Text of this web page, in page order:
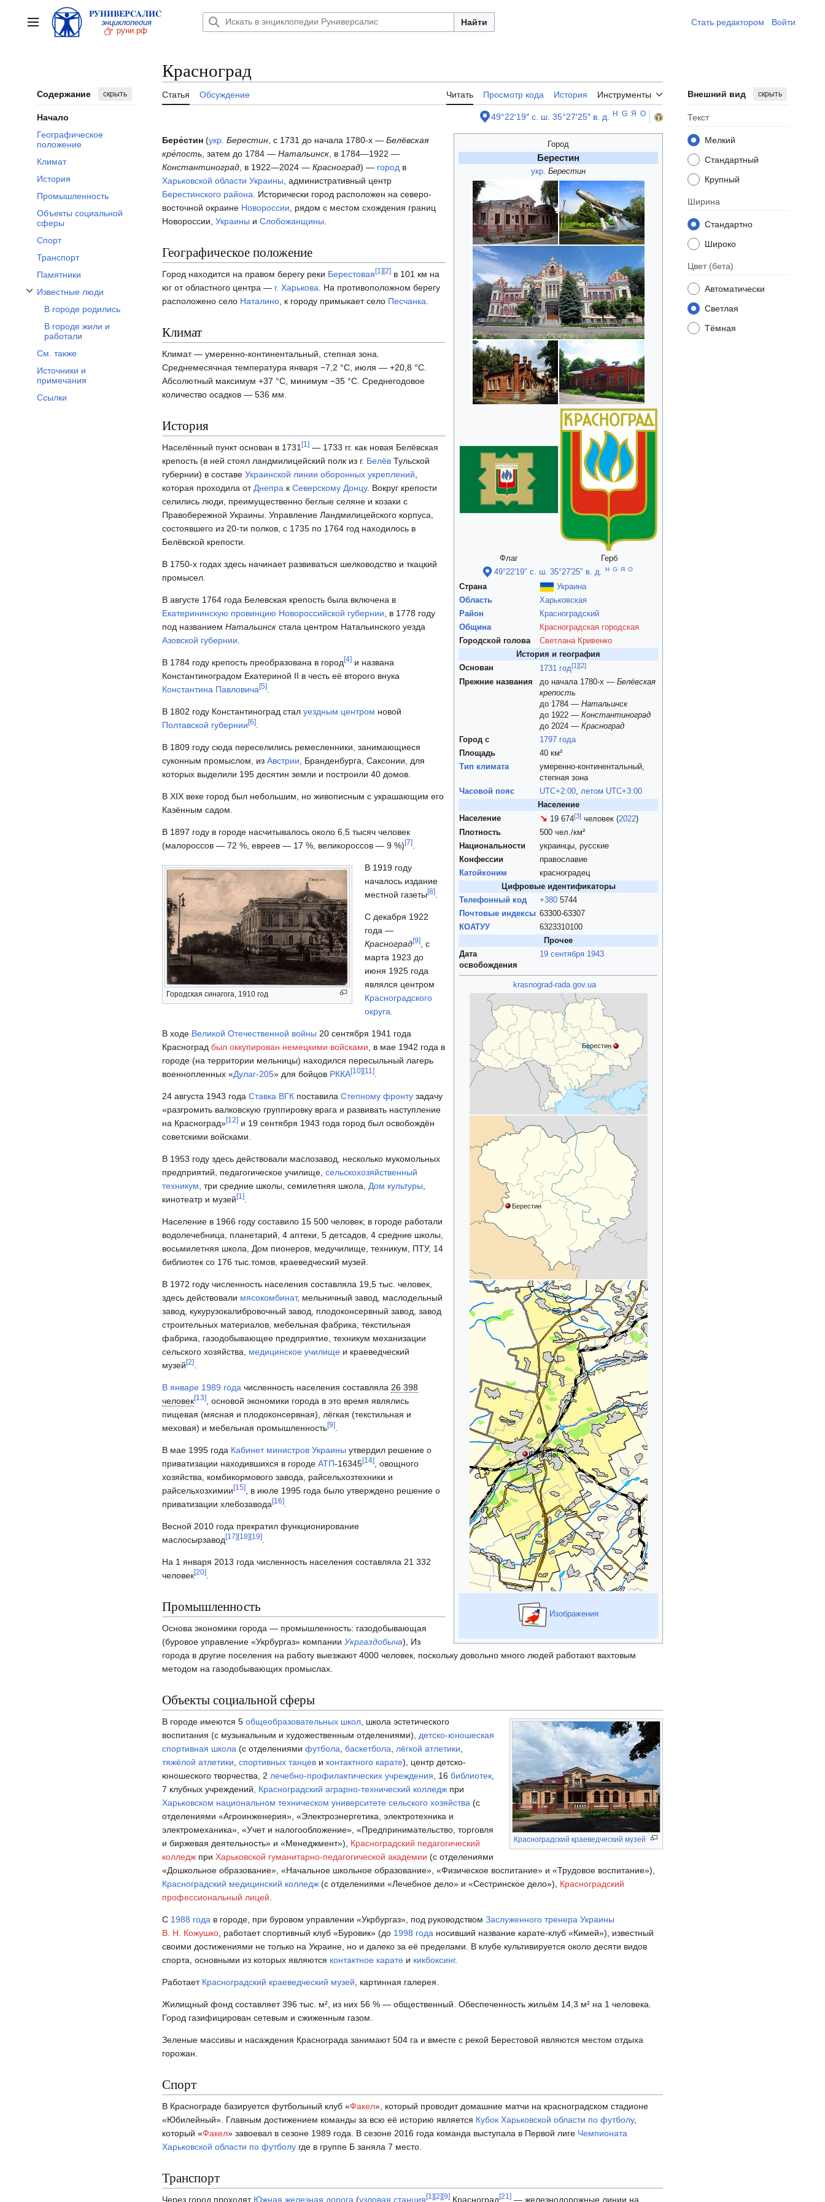
содержаниюГлавное меню Найти Стать редактором ​ Войти
Содержание скрыть
Начало
Географическое
положение
Климат
История
Промышленность
Объекты социальной
сферы
Спорт
Транспорт
Памятники
Известные люди
Отобразить/Скрыть подраздел Известные люди
В городе родились
В городе жили и
работали
См. также
Источники и
примечания
Ссылки
Красноград
Статья Обсуждение Читать Просмотр кода История Инструменты Внешний вид скрыть
Текст
Мелкий
Стандартный
Крупный
Ширина
Стандартно
Широко
Цвет (бета)
Автоматически
Светлая
Тёмная
49°22′19″ с. ш. 35°27′25″ в. д. H G Я O
Город
Берестин
укр. Берестин
Флаг
Герб
49°22′19″ с. ш. 35°27′25″ в. д. H G Я O
Страна
Украина
Область
Харьковская
Район
Красноградский
Община
Красноградская городская
Городской голова
Светлана Кривенко
История и география
Основан
1731 год[1][2]
Прежние названия до начала 1780-х — Белёвская
крепость
до 1784 — Натальинск
до 1922 — Константиноград
до 2024 — Красноград
Город с
1797 года
Площадь
40 км²
Тип климата
умеренно-континентальный,
степная зона
Часовой пояс
UTC+2:00, летом UTC+3:00
Население
Население
↘ 19 674[3] человек (2022)
Плотность
500 чел./км²
Национальности
украинцы, русские
Конфессии
православие
Катойконим
красноградец
Цифровые идентификаторы
Телефонный код
+380 5744
Почтовые индексы 63300-63307
КОАТУУ
6323310100
Прочее
Дата
освобождения
19 сентября 1943
krasnograd-rada.gov.ua
Берестин
Берестин
Берестин
Изображения
Бере́стин (укр. Берестин , с 1731 до начала 1780-х — Белёвская
кре́пость , затем до 1784 — Натальинск , в 1784—1922 —
Константиноград , в 1922—2024 — Красноград) — город в
Харьковской области Украины , административный центр
Берестинского района . Исторически город расположен на северо-
восточной окраине Новороссии , рядом с местом схождения границ
Новороссии, Украины и Слобожанщины
Географическое положение
Город находится на правом берегу реки Берестовая [1] [2] в 101 км на
юг от областного центра — г. Харькова . На противоположном берегу
расположено село Наталино , к городу примыкает село Песчанка
Климат
Климат — умеренно-континентальный, степная зона.
Среднемесячная температура января −7,2 °C, июля — +20,8 °C.
Абсолютный максимум +37 °C, минимум −35 °C. Среднегодовое
количество осадков — 536 мм.
История
Населённый пункт основан в 1731[1] — 1733 гг. как новая Белёвская
крепость (в ней стоял ландмилицейский полк из г. Белёв Тульской
губернии) в составе Украинской линии оборонных укреплений,
которая проходила отДнепра к Северскому Донцу. Вокруг крепости
селились люди, преимущественно беглые селяне и козаки с
Правобережной Украины. Управление Ландмилицейского корпуса,
состоявшего из 20-ти полков, с 1735 по 1764 год находилось в
Белёвской крепости.
В 1750-х годах здесь начинает развиваться шелководство и ткацкий
промысел.
В августе 1764 года Белевская крепость была включена в
Екатерининскую провинцию Новороссийской губернии, в 1778 году
под названием Натальинск стала центром Натальинского уезда
Азовской губернии.
В 1784 году крепость преобразована в город[4] и названа
Константиноградом Екатериной II в честь её второго внука
Константина Павловича[5].
В 1802 году Константиноград стал уездным центром новой
Полтавской губернии [6].
В 1809 году сюда переселились ремесленники, занимающиеся
суконным промыслом, из Австрии, Бранденбурга, Саксонии, для
которых выделили 195 десятин земли и построили 40 домов.
В XIX веке город был небольшим, но живописным с украшающим его
Казённым садом.
В 1897 году в городе насчитывалось около 6,5 тысяч человек
(малороссов — 72 %, евреев — 17 %, великороссов — 9 %) [7].
Городская синагога, 1910 год
В 1919 году
началось издание
местной газеты [8].
С декабря 1922
года —
Красноград[9], с
марта 1923 до
июня 1925 года
являлся центром
Красноградского
округа.
В ходе Великой Отечественной войны 20 сентября 1941 года
Красноград был оккупирован немецкими войсками, в мае 1942 года в
городе (на территории мельницы) находился пересыльный лагерь
военнопленных «Дулаг-205» для бойцов РККА[10] [11].
24 августа 1943 года Ставка ВГК поставила Степному фронту задачу
«разгромить валковскую группировку врага и развивать наступление
на Красноград»[12] и 19 сентября 1943 года город был освобождён
советскими войсками.
В 1953 году здесь действовали маслозавод, несколько мукомольных
предприятий, педагогическое училище, сельскохозяйственный
техникум, три средние школы, семилетняя школа, Дом культуры,
кинотеатр и музей [1].
Население в 1966 году составило 15 500 человек; в городе работали
водолечебница, планетарий, 4 аптеки, 5 детсадов, 4 средние школы,
восьмилетняя школа, Дом пионеров, медучилище, техникум, ПТУ, 14
библиотек со 176 тыс.томов, краеведческий музей.
В 1972 году численность населения составляла 19,5 тыс. человек,
здесь действовали мясокомбинат, мельничный завод, маслодельный
завод, кукурузокалибровочный завод, плодоконсервный завод, завод
строительных материалов, мебельная фабрика, текстильная
фабрика, газодобывающее предприятие, техникум механизации
сельского хозяйства, медицинское училище и краеведческий
музей [2].
В январе 1989 года численность населения составляла 26 398
человек[13], основой экономики города в это время являлись
пищевая (мясная и плодоконсервная), лёгкая (текстильная и
меховая) и мебельная промышленность[9].
В мае 1995 года Кабинет министров Украины утвердил решение о
приватизации находившихся в городе АТП-16345[14], овощного
хозяйства, комбикормового завода, райсельхозтехники и
райсельхозхимии [15], в июле 1995 года было утверждено решение о
приватизации хлебозавода[16].
Весной 2010 года прекратил функционирование
маслосырзавод[17] [18] [19].
На 1 января 2013 года численность населения составляла 21 332
человек[20].
Промышленность
Основа экономики города — промышленность: газодобывающая
(буровое управление «Укрбургаз» компании Укргаздобыча), Из
города в другие поселения на работу выезжают 4000 человек, поскольку довольно много людей работают вахтовым
методом на газодобывающих промыслах.
Объекты социальной сферы
Красноградский краеведческий музей
В городе имеются 5 общеобразовательных школ, школа эстетического
воспитания (с музыкальным и художественным отделениями), детско-юношеская
спортивная школа (с отделениями футбола, баскетбола, лёгкой атлетики,
тяжёлой атлетики, спортивных танцев и контактного карате), центр детско-
юношеского творчества, 2 лечебно-профилактических учреждения, 16 библиотек,
7 клубных учреждений, Красноградский аграрно-технический колледж при
Харьковском национальном техническом университете сельского хозяйства (с
отделениями «Агроинженерия», «Электроэнергетика, электротехника и
электромеханика», «Учет и налогообложение», «Предпринимательство, торговля
и биржевая деятельность» и «Менеджмент»), Красноградский педагогический
колледж при Харьковской гуманитарно-педагогической академии (с отделениями
«Дошкольное образование», «Начальное школьное образование», «Физическое воспитание» и «Трудовое воспитание»),
Красноградский медицинский колледж (с отделениями «Лечебное дело» и «Сестринское дело»), Красноградский
профессиональный лицей.
С 1988 года в городе, при буровом управлении «Укрбургаз», под руководством Заслуженного тренера Украины
В. Н. Кожушко, работает спортивный клуб «Буровик» (до 1998 года носивший название карате-клуб «Кимей»), известный
своими достижениями не только на Украине, но и далеко за её пределами. В клубе культивируется около десяти видов
спорта, основными из которых являются контактное карате и кикбоксинг.
Работает Красноградский краеведческий музей, картинная галерея.
Жилищный фонд составляет 396 тыс. м², из них 56 % — общественный. Обеспеченность жильём 14,3 м² на 1 человека.
Город газифицирован сетевым и сжиженным газом.
Зеленые массивы и насаждения Краснограда занимают 504 га и вместе с рекой Берестовой являются местом отдыха
горожан.
Спорт
В Краснограде базируется футбольный клуб «Факел», который проводит домашние матчи на красноградском стадионе
«Юбилейный». Главным достижением команды за всю её историю является Кубок Харьковской области по футболу,
который «Факел» завоевал в сезоне 1989 года. В сезоне 2016 года команда выступала в Первой лиге Чемпионата
Харьковской области по футболу где в группе Б заняла 7 место.
Транспорт
Через город проходят Южная железная дорога (узловая станция [1] [2] [9] Красноград [21] — железнодорожные линии на